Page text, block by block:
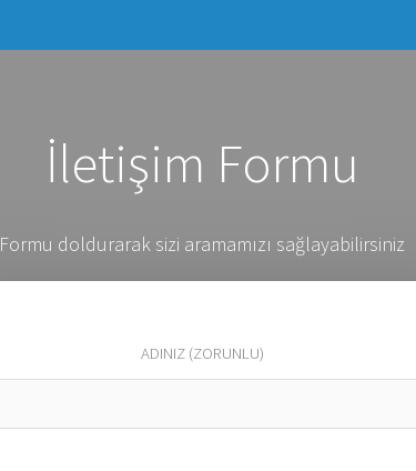
İletişim Formu
Formu doldurarak sizi aramamızı sağlayabilirsiniz
ADINIZ (ZORUNLU)